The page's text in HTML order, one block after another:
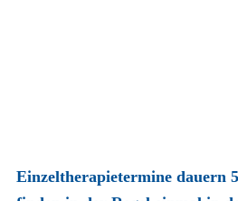
Einzeltherapietermine dauern